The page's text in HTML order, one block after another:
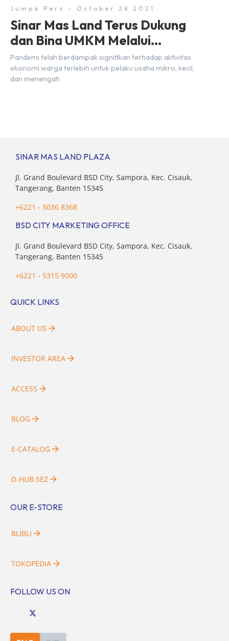
Jumpa Pers - October 28 2021
Sinar Mas Land Terus Dukung
dan Bina UMKM Melalui
Peluncuran SML UMKM Centre
Pandemi telah berdampak signifikan terhadap aktivitas
ekonomi warga terlebih untuk pelaku usaha mikro, kecil,
dan menengah
SINAR MAS LAND PLAZA
Jl. Grand Boulevard BSD City, Sampora, Kec. Cisauk,
Tangerang, Banten 15345
+6221 - 5036 8368
BSD CITY MARKETING OFFICE
Jl. Grand Boulevard BSD City, Sampora, Kec. Cisauk,
Tangerang, Banten 15345
+6221 - 5315 9000
QUICK LINKS
ABOUT US
INVESTOR AREA
ACCESS
BLOG
E-CATALOG
D-HUB SEZ
OUR E-STORE
BLIBLI
TOKOPEDIA
FOLLOW US ON